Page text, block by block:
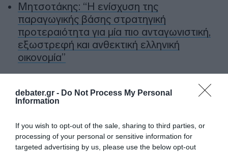
debater.gr - Do Not Process My Personal
Information
If you wish to opt-out of the sale, sharing to third parties, or
processing of your personal or sensitive information for
targeted advertising by us, please use the below opt-out
Μητσοτάκης: “Η ενίσχυση της
παραγωγικής βάσης στρατηγική
προτεραιότητα για μία πιο ανταγωνιστική,
εξωστρεφή και ανθεκτική ελληνική
οικονομία”
“Ελευθέριος Βενιζέλος”: Συνελήφθη
37χρονος με 4 μαχαίρια και δύο ψαλίδια
κλαδέματος
Ακολούθησε το debater.gr στοGoogle News
και μάθετε πρώτοι όλες τις ειδήσεις